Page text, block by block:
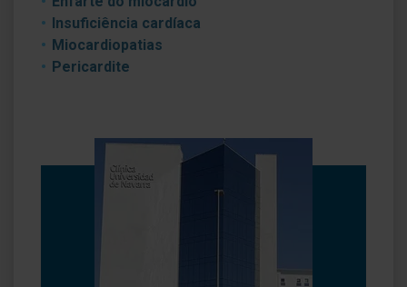
Insuficiência cardíaca
Miocardiopatias
Pericardite